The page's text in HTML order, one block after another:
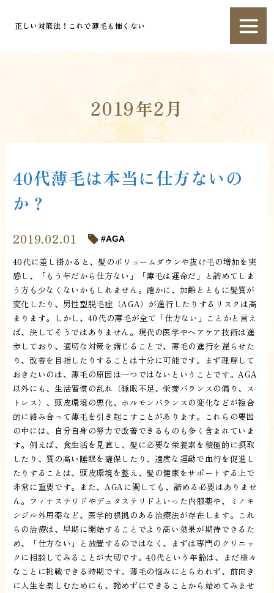
正しい対策法！これで薄毛も怖くない
2019年2月
40代薄毛は本当に仕方ないの
か？
2019.02.01 AGA
40代に差し掛かると、髪のボリュームダウンや抜け毛の増加を実
感し、「もう年だから仕方ない」「薄毛は運命だ」と諦めてしま
う方も少なくないかもしれません。確かに、加齢とともに髪質が
変化したり、男性型脱毛症（AGA）が進行したりするリスクは高
まります。しかし、40代の薄毛が全て「仕方ない」ことかと言え
ば、決してそうではありません。現代の医学やヘアケア技術は進
歩しており、適切な対策を講じることで、薄毛の進行を遅らせた
り、改善を目指したりすることは十分に可能です。まず理解して
おきたいのは、薄毛の原因は一つではないということです。AGA
以外にも、生活習慣の乱れ（睡眠不足、栄養バランスの偏り、ス
トレス）、頭皮環境の悪化、ホルモンバランスの変化などが複合
的に絡み合って薄毛を引き起こすことがあります。これらの要因
の中には、自分自身の努力で改善できるものも多く含まれていま
す。例えば、食生活を見直し、髪に必要な栄養素を積極的に摂取
したり、質の高い睡眠を確保したり、適度な運動で血行を促進し
たりすることは、頭皮環境を整え、髪の健康をサポートする上で
非常に重要です。また、AGAに関しても、諦める必要はありませ
ん。フィナステリドやデュタステリドといった内服薬や、ミノキ
シジル外用薬など、医学的根拠のある治療法が存在します。これ
らの治療は、早期に開始することでより高い効果が期待できるた
め、「仕方ない」と放置するのではなく、まずは専門のクリニッ
クに相談してみることが大切です。40代という年齢は、まだ様々
なことに挑戦できる時期です。薄毛の悩みにとらわれず、前向き
に人生を楽しむためにも、諦めずにできることから始めてみませ